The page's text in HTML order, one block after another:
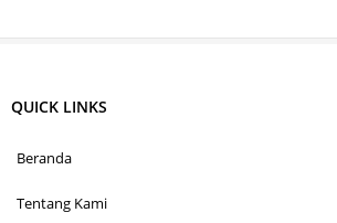
QUICK LINKS
Beranda
Tentang Kami